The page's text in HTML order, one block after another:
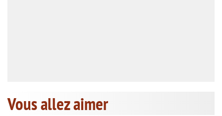
Vous allez aimer